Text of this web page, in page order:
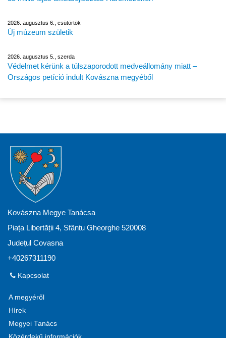
2026. augusztus 6., csütörtök
Új múzeum születik
2026. augusztus 5., szerda
Védelmet kérünk a túlszaporodott medveállomány miatt –
Országos petíció indult Kovászna megyéből
Kovászna Megye Tanácsa
Piața Libertății 4, Sfântu Gheorghe 520008
Județul Covasna
+40267311190
Kapcsolat
A megyéről
Hírek
Megyei Tanács